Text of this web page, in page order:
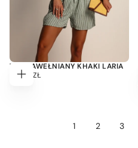
Dodaj
TOP BAWEŁNIANY KHAKI LARIA
49,00
CENA
49,00 ZŁ
1 2 3